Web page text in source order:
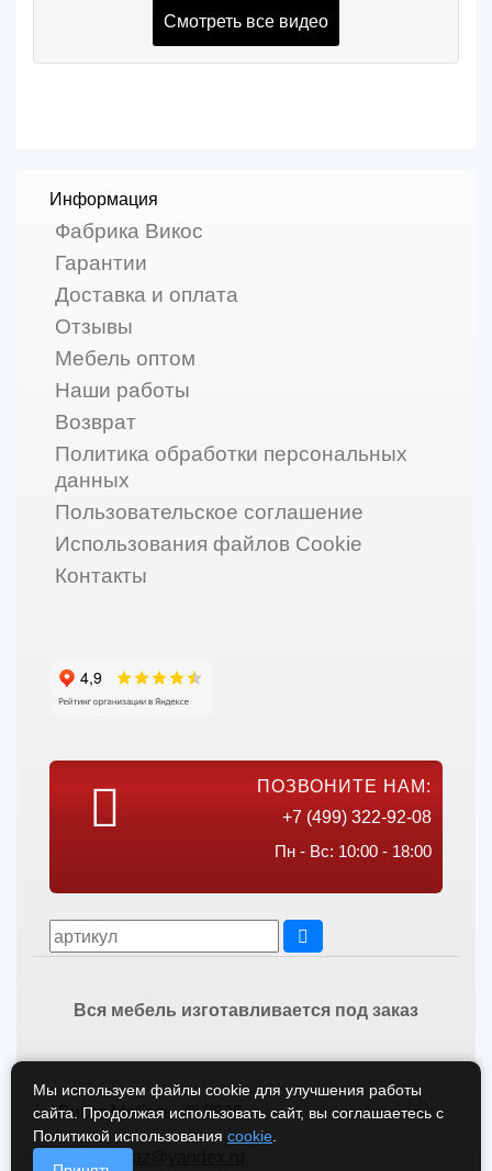
Смотреть все видео
Информация
Фабрика Викос
Гарантии
Доставка и оплата
Отзывы
Мебель оптом
Наши работы
Возврат
Политика обработки персональных
данных
Пользовательское соглашение
Использования файлов Cookie
Контакты
ПОЗВОНИТЕ НАМ:
+7 (499) 322-92-08
Пн - Вс: 10:00 - 18:00
Вся мебель изготавливается под заказ
Викос Мебель © 2026
vikos-zakaz@yandex.ru
Мы используем файлы cookie для улучшения работы
сайта. Продолжая использовать сайт, вы соглашаетесь с
Политикой использования cookie